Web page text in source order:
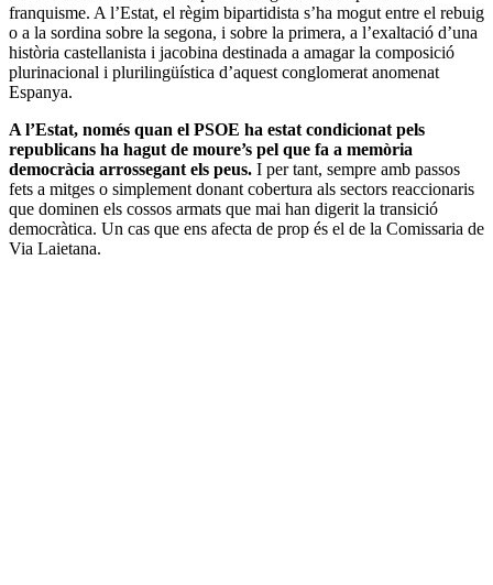
franquisme. A l’Estat, el règim bipartidista s’ha mogut entre el rebuig
o a la sordina sobre la segona, i sobre la primera, a l’exaltació d’una
història castellanista i jacobina destinada a amagar la composició
plurinacional i plurilingüística d’aquest conglomerat anomenat
Espanya.
A l’Estat, només quan el PSOE ha estat condicionat pels
republicans ha hagut de moure’s pel que fa a memòria
democràcia arrossegant els peus. I per tant, sempre amb passos
fets a mitges o simplement donant cobertura als sectors reaccionaris
que dominen els cossos armats que mai han digerit la transició
democràtica. Un cas que ens afecta de prop és el de la Comissaria de
Via Laietana.